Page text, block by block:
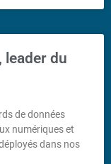
leader du
de données
numériques et
dans nos